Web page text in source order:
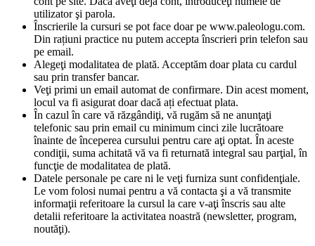
utilizator şi parola.
Înscrierile la cursuri se pot face doar pe www.paleologu.com.
Din rațiuni practice nu putem accepta înscrieri prin telefon sau
pe email.
Alegeţi modalitatea de plată. Acceptăm doar plata cu cardul
sau prin transfer bancar.
Veţi primi un email automat de confirmare. Din acest moment,
locul va fi asigurat doar dacă ați efectuat plata.
În cazul în care vă răzgândiţi, vă rugăm să ne anunţaţi
telefonic sau prin email cu minimum cinci zile lucrătoare
înainte de începerea cursului pentru care aţi optat. În aceste
condiţii, suma achitată vă va fi returnată integral sau parţial, în
funcţie de modalitatea de plată.
Datele personale pe care ni le veţi furniza sunt confidenţiale.
Le vom folosi numai pentru a vă contacta şi a vă transmite
informaţii referitoare la cursul la care v-aţi înscris sau alte
detalii referitoare la activitatea noastră (newsletter, program,
noutăţi).